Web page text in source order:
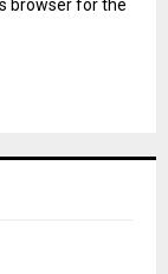
browser for the